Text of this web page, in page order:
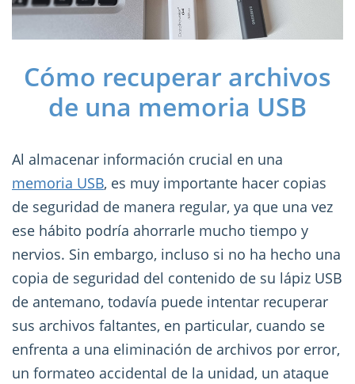
Cómo recuperar archivos
de una memoria USB
Al almacenar información crucial en una
memoria USB, es muy importante hacer copias
de seguridad de manera regular, ya que una vez
ese hábito podría ahorrarle mucho tiempo y
nervios. Sin embargo, incluso si no ha hecho una
copia de seguridad del contenido de su lápiz USB
de antemano, todavía puede intentar recuperar
sus archivos faltantes, en particular, cuando se
enfrenta a una eliminación de archivos por error,
un formateo accidental de la unidad, un ataque